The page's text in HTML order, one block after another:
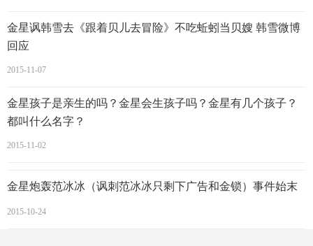
金星的老公是谁？金星老公汉斯个人资料家庭背景？金星的
孩子是亲生的吗？
金星和老公汉斯能那个啥吗？金星能过正常的夫妻生活吗？
据金星老公汉斯说和金星结婚十年从未完成性生活，当然更
金星讽韩雪去《跟着贝儿去冒险》不吃蚯蚓当贝嫂 韩雪微博
回应
2015-11-07
金星孩子是亲生的吗？金星会生孩子吗？金星有几个孩子？
都叫什么名字？
2015-11-02
金星炮轰范冰冰（讽刺范冰冰只剩下广告和金锁）事件始末
2015-10-24